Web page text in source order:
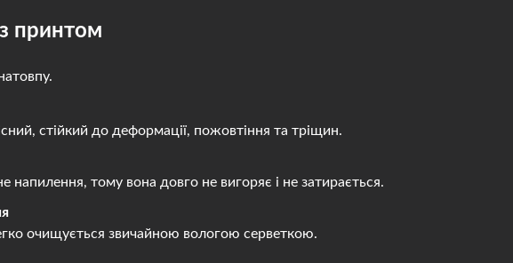
принтом
стійкий до деформації, пожовтіння та тріщин.
тому вона довго не вигоряє і не затирається.
очищується звичайною вологою серветкою.